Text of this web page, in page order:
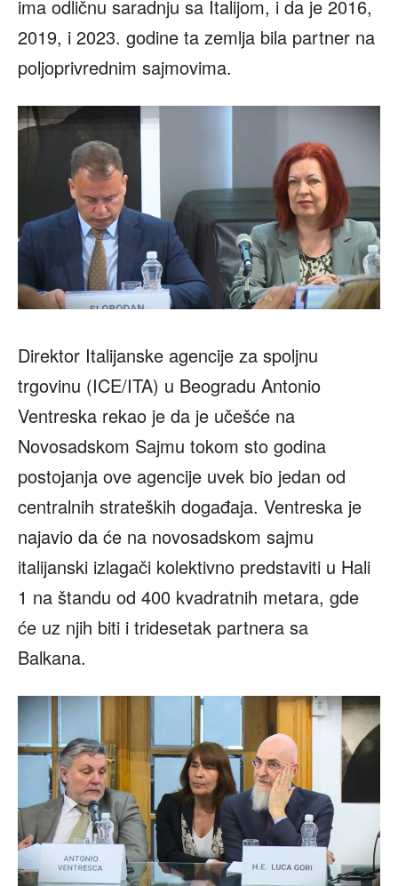
ima odličnu saradnju sa Italijom, i da je 2016,
2019, i 2023. godine ta zemlja bila partner na
poljoprivrednim sajmovima.
Direktor Italijanske agencije za spoljnu
trgovinu (ICE/ITA) u Beogradu Antonio
Ventreska rekao je da je učešće na
Novosadskom Sajmu tokom sto godina
postojanja ove agencije uvek bio jedan od
centralnih strateških događaja. Ventreska je
najavio da će na novosadskom sajmu
italijanski izlagači kolektivno predstaviti u Hali
1 na štandu od 400 kvadratnih metara, gde
će uz njih biti i tridesetak partnera sa
Balkana.